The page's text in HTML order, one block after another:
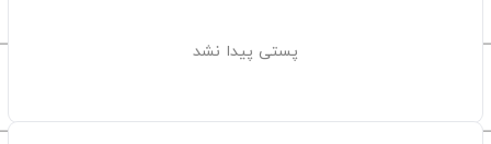
پستی پیدا نشد